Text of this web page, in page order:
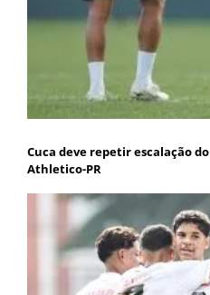
Cuca deve repetir escalação
Athletico-PR